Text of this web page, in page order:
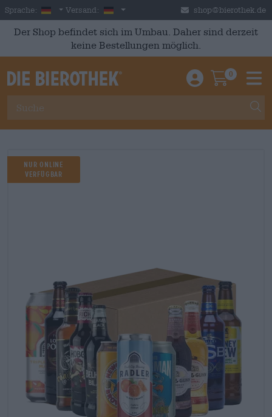
Skip to main content
Sprache: German
Versand: Deutschland shop@bierothek.de
Der Shop befindet sich im Umbau. Daher sind derzeit
keine Bestellungen möglich.
Einloggen /
0
Nur Online
verfügbar